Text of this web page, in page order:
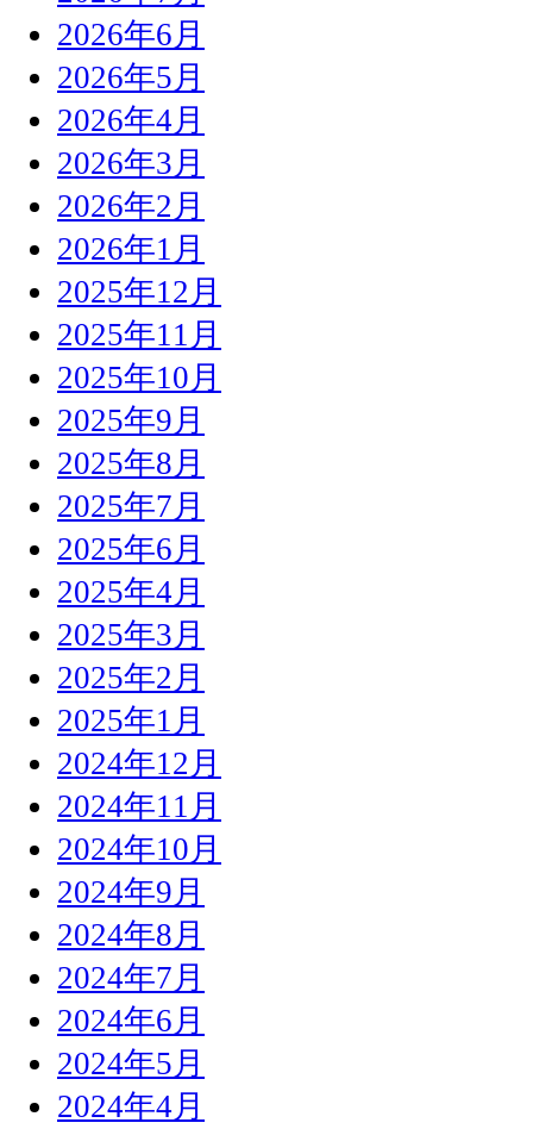
2026年6月
2026年5月
2026年4月
2026年3月
2026年2月
2026年1月
2025年12月
2025年11月
2025年10月
2025年9月
2025年8月
2025年7月
2025年6月
2025年4月
2025年3月
2025年2月
2025年1月
2024年12月
2024年11月
2024年10月
2024年9月
2024年8月
2024年7月
2024年6月
2024年5月
2024年4月